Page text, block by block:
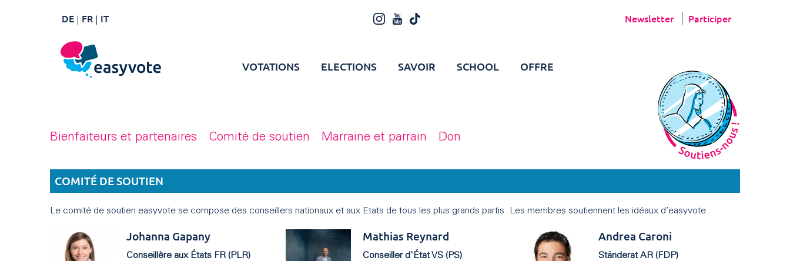
DE FR IT Newsletter Participer
VOTATIONS ELECTIONS SAVOIR SCHOOL OFFRE
Bienfaiteurs et partenaires Comité de soutien Marraine et parrain Don
COMITÉ DE SOUTIEN
Le comité de soutien easyvote se compose des conseillers nationaux et aux Etats de tous les plus grands partis. Les membres soutiennent les idéaux d’easyvote.
Johanna Gapany
Conseillère aux États FR (PLR)
Mathias Reynard
Conseiller d'État VS (PS)
Andrea Caroni
Ständerat AR (FDP)